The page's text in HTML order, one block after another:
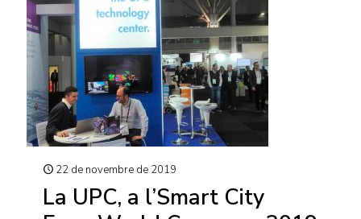
22 de novembre de 2019
La UPC, a l’Smart City